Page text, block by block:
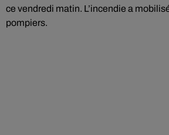
ce vendredi matin. L’incendie a
pompiers.